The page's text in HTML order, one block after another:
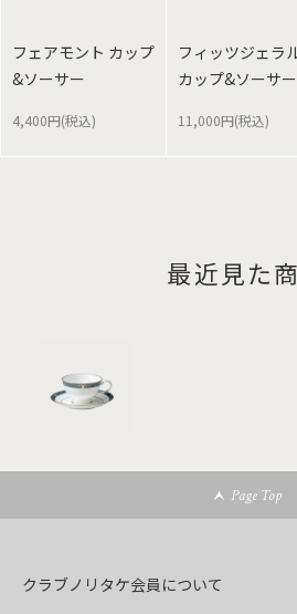
フェアモント カップ
&ソーサー
4,400円(税込)
フィッツジェラ
カップ&ソーサー
11,000円(税込)
最近見た
Page Top
クラブノリタケ会員について